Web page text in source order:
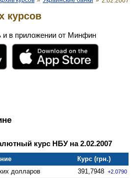
курсов
и в приложении от Минфин
курс НБУ на 2.02.2007
Курс (грн.)
долларов 391,7948 +2.0790